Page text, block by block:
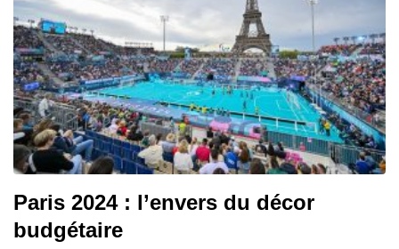
Paris 2024 : l’envers du décor
budgétaire